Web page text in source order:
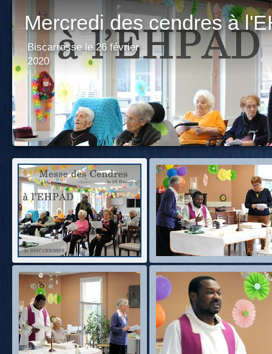
Mercredi des cendres à
Biscarrosse le 26 février
2020